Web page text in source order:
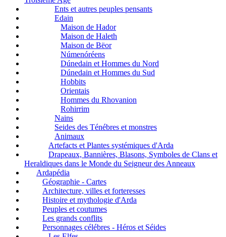
Ents et autres peuples pensants
Edain
Maison de Hador
Maison de Haleth
Maison de Bëor
Númenóréens
Dúnedain et Hommes du Nord
Dúnedain et Hommes du Sud
Hobbits
Orientais
Hommes du Rhovanion
Rohirrim
Nains
Seides des Ténébres et monstres
Animaux
Artefacts et Plantes systémiques d'Arda
Drapeaux, Bannières, Blasons, Symboles de Clans et
Heraldiques dans le Monde du Seigneur des Anneaux
Ardapédia
Géographie - Cartes
Architecture, villes et forteresses
Histoire et mythologie d'Arda
Peuples et coutumes
Les grands conflits
Personnages célébres - Héros et Séides